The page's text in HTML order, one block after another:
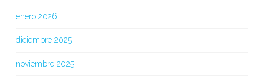
enero 2026
diciembre 2025
noviembre 2025